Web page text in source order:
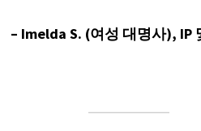
– Imelda S. (여성 대명사), IP